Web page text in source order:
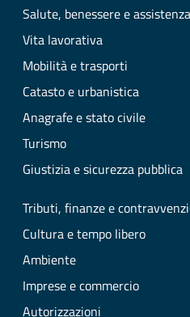
Salute, benessere e assistenza
Vita lavorativa
Mobilità e trasporti
Catasto e urbanistica
Anagrafe e stato civile
Turismo
Giustizia e sicurezza pubblica
Tributi, finanze e
Cultura e tempo libero
Ambiente
Imprese e commercio
Autorizzazioni